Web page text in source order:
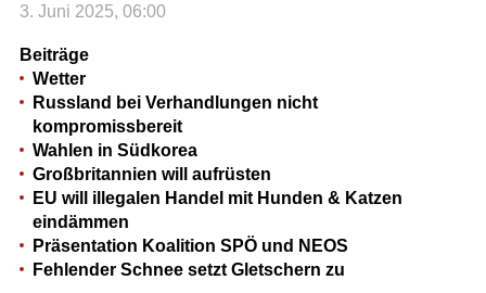
3. Juni 2025, 06:00
Beiträge
Wetter
Russland bei Verhandlungen nicht
kompromissbereit
Wahlen in Südkorea
Großbritannien will aufrüsten
EU will illegalen Handel mit Hunden & Katzen
eindämmen
Präsentation Koalition SPÖ und NEOS
Fehlender Schnee setzt Gletschern zu